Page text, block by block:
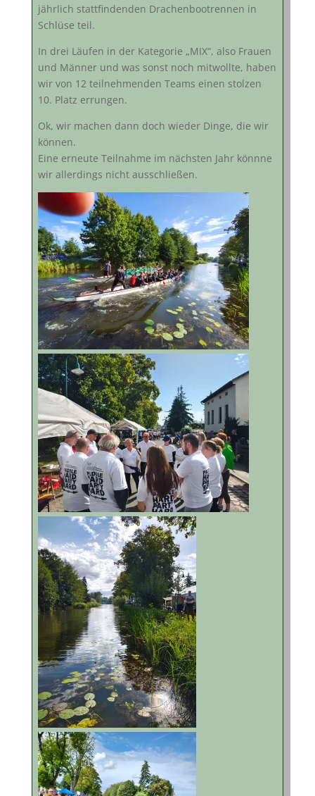
jährlich stattfindenden Drachenbootrennen in
Schlüse teil.
In drei Läufen in der Kategorie „MIX“, also Frauen
und Männer und was sonst noch mitwollte, haben
wir von 12 teilnehmenden Teams einen stolzen
10. Platz errungen.
Ok, wir machen dann doch wieder Dinge, die wir
können.
Eine erneute Teilnahme im nächsten Jahr könnne
wir allerdings nicht ausschließen.